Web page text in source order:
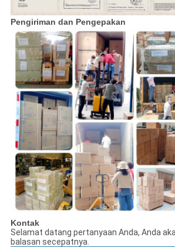
Pengiriman dan Pengepakan
Kontak
Selamat datang pertanyaan Anda, Anda
balasan secepatnya.